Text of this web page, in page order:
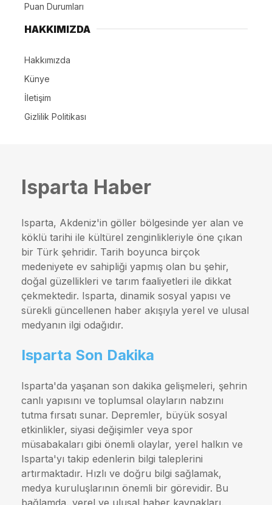
Puan Durumları
HAKKIMIZDA
Hakkımızda
Künye
İletişim
Gizlilik Politikası
Isparta Haber
Isparta, Akdeniz'in göller bölgesinde yer alan ve
köklü tarihi ile kültürel zenginlikleriyle öne çıkan
bir Türk şehridir. Tarih boyunca birçok
medeniyete ev sahipliği yapmış olan bu şehir,
doğal güzellikleri ve tarım faaliyetleri ile dikkat
çekmektedir. Isparta, dinamik sosyal yapısı ve
sürekli güncellenen haber akışıyla yerel ve ulusal
medyanın ilgi odağıdır.
Isparta Son Dakika
Isparta'da yaşanan son dakika gelişmeleri, şehrin
canlı yapısını ve toplumsal olayların nabzını
tutma fırsatı sunar. Depremler, büyük sosyal
etkinlikler, siyasi değişimler veya spor
müsabakaları gibi önemli olaylar, yerel halkın ve
Isparta'yı takip edenlerin bilgi taleplerini
artırmaktadır. Hızlı ve doğru bilgi sağlamak,
medya kuruluşlarının önemli bir görevidir. Bu
bağlamda, yerel ve ulusal haber kaynakları,